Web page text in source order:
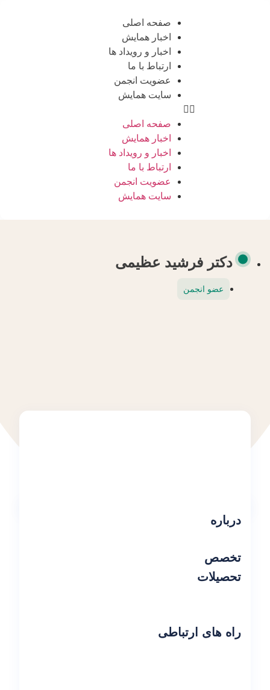
صفحه اصلی
اخبار همایش
اخبار و رویداد ها
ارتباط با ما
عضویت انجمن
سایت همایش
صفحه اصلی
اخبار همایش
اخبار و رویداد ها
ارتباط با ما
عضویت انجمن
سایت همایش
دکتر فرشید عظیمی
عضو انجمن
درباره
تخصص
تحصیلات
راه های ارتباطی